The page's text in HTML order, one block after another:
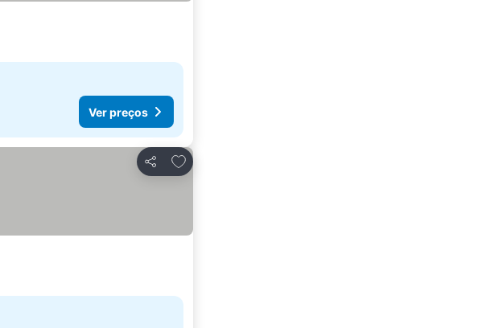
Ver preços
Partilhar
Adicionar aos favoritos